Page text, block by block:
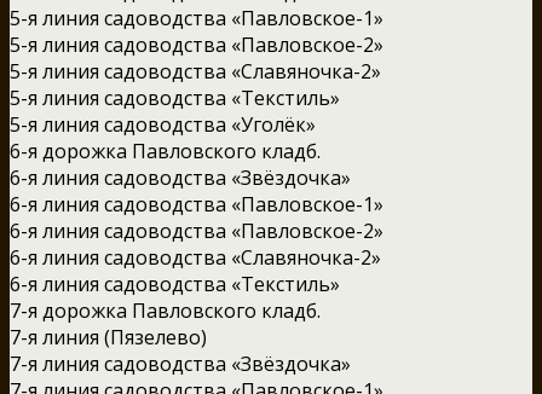
5-я линия садоводства «Павловское-1»
5-я линия садоводства «Павловское-2»
5-я линия садоводства «Славяночка-2»
5-я линия садоводства «Текстиль»
5-я линия садоводства «Уголёк»
6-я дорожка Павловского кладб.
6-я линия садоводства «Звёздочка»
6-я линия садоводства «Павловское-1»
6-я линия садоводства «Павловское-2»
6-я линия садоводства «Славяночка-2»
6-я линия садоводства «Текстиль»
7-я дорожка Павловского кладб.
7-я линия (Пязелево)
7-я линия садоводства «Звёздочка»